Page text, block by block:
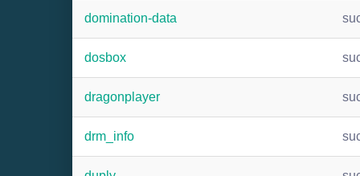
domination-data
dosbox
dragonplayer
drm_info